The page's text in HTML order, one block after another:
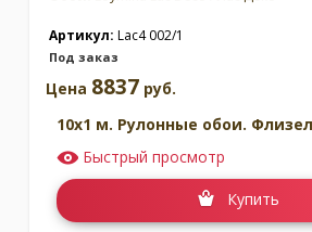
Артикул: Lac4 002/1
Под заказ
Цена 8837 руб.
10x1 м. Рулонные обои.
Быстрый просмотр
Купить